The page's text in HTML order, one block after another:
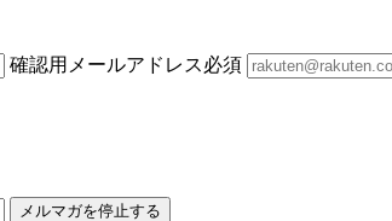
確認用メールアドレス必須
メルマガを停止する